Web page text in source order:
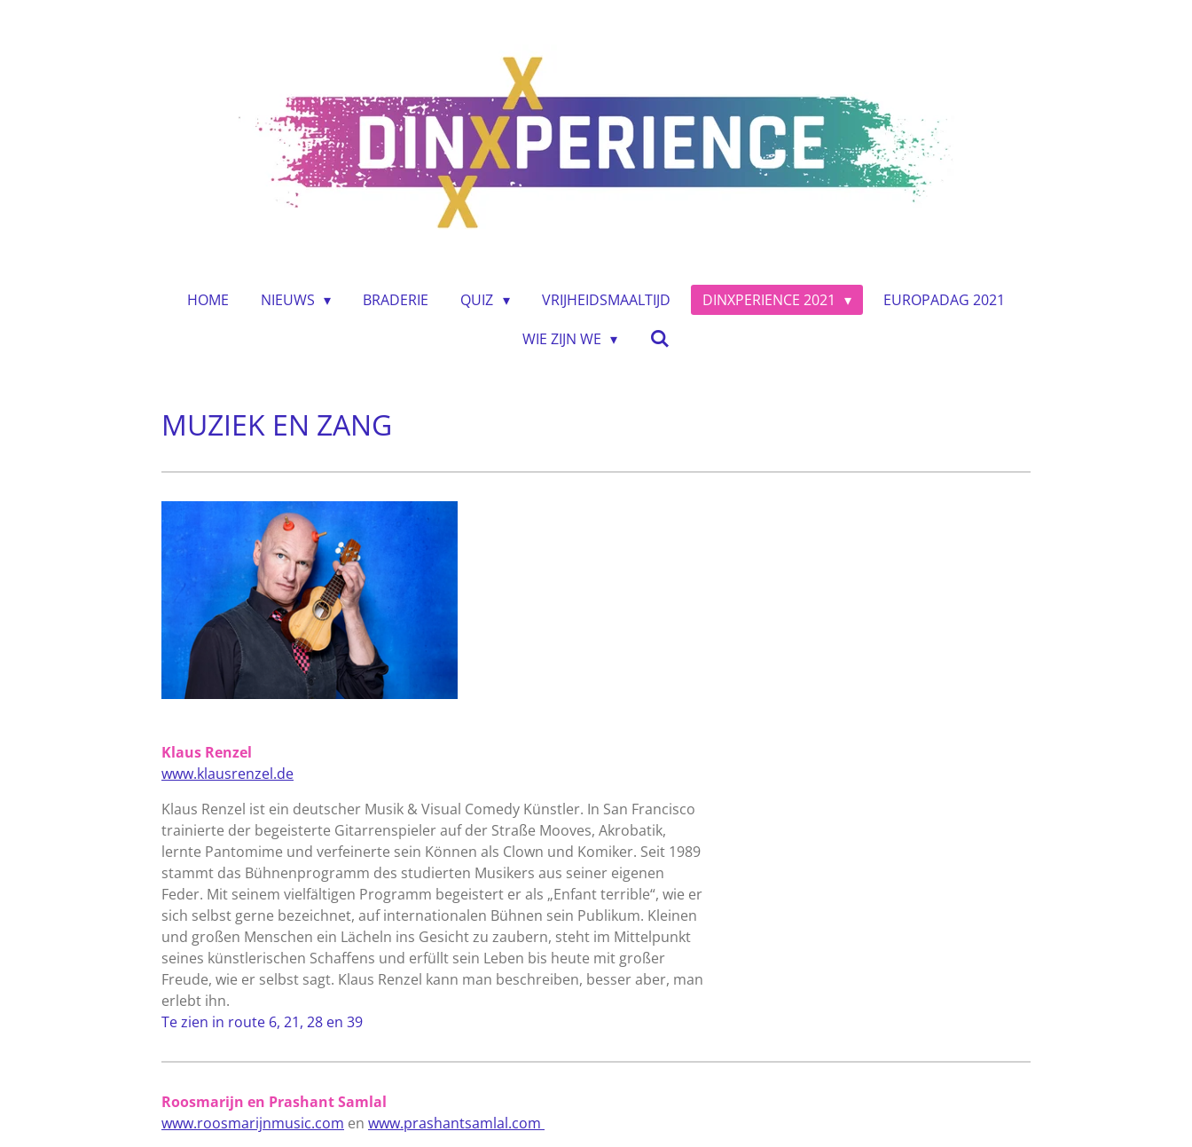
HOME NIEUWS BRADERIE QUIZ VRIJHEIDSMAALTIJD DINXPERIENCE 2021
EUROPADAG 2021
WIE ZIJN WE
MUZIEK EN ZANG
Klaus Renzel
www.klausrenzel.de
Klaus Renzel ist ein deutscher Musik & Visual Comedy Künstler. In San Francisco
trainierte der begeisterte Gitarrenspieler auf der Straße Mooves, Akrobatik,
lernte Pantomime und verfeinerte sein Können als Clown und Komiker. Seit 1989
stammt das Bühnenprogramm des studierten Musikers aus seiner eigenen
Feder. Mit seinem vielfältigen Programm begeistert er als „Enfant terrible“, wie er
sich selbst gerne bezeichnet, auf internationalen Bühnen sein Publikum. Kleinen
und großen Menschen ein Lächeln ins Gesicht zu zaubern, steht im Mittelpunkt
seines künstlerischen Schaffens und erfüllt sein Leben bis heute mit großer
Freude, wie er selbst sagt. Klaus Renzel kann man beschreiben, besser aber, man
erlebt ihn.
Te zien in route 6, 21, 28 en 39
Roosmarijn en Prashant Samlal
www.roosmarijnmusic.com en www.prashantsamlal.com